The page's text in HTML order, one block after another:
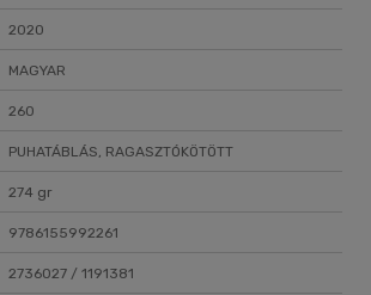
2020
MAGYAR
260
PUHATÁBLÁS, RAGASZTÓKÖTÖTT
274 gr
9786155992261
2736027 / 1191381